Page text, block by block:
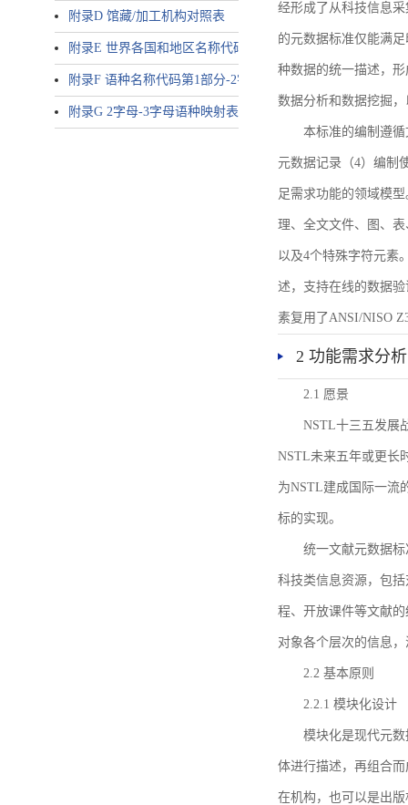
附录D 馆藏/加工机构对照表
附录E 世界各国和地区名称代码-2字母代码（GB/T 2659-
附录F 语种名称代码第1部分-2字母代码（GB/T 4880.1-2005
附录G 2字母-3字母语种映射表
经形成了从科技信息
的元数据标准仅能满
种数据的统一描述，
数据分析和数据挖掘
本标准的编制遵
元数据记录（4）编制
足需求功能的领域模
理、全文文件、图、
以及4个特殊字符元素
述，支持在线的数据
素复用了ANSI/NISO
2 功能需求分析
2.1 愿景
NSTL十三五发展
NSTL未来五年或更长
为NSTL建成国际一流
标的实现。
统一文献元数据
科技类信息资源，包
程、开放课件等文献
对象各个层次的信息
2.2 基本原则
2.2.1 模块化设计
模块化是现代元
体进行描述，再组合
在机构，也可以是出